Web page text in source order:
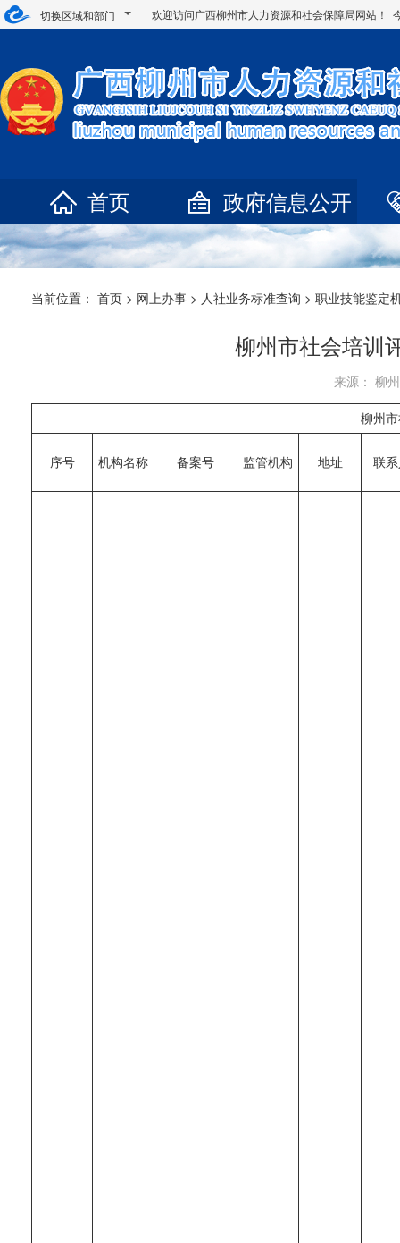
切换区域和部门 欢迎访问广西柳州市人力资源和社会保障局网站！
首页 政府信息公开
当前位置： 首页 > 网上办事 > 人社业务标准查询 > 职业技能鉴定
柳州市社会培训
来源： 柳
柳州
序号 机构名称 备案号 监管机构 地址 联